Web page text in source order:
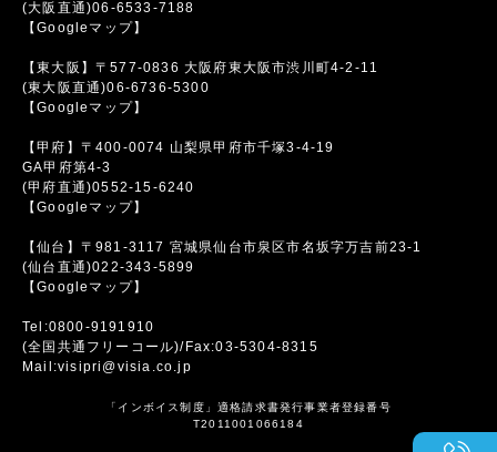
(大阪直通)06-6533-7188
【Googleマップ】
【東大阪】〒577-0836 大阪府東大阪市渋川町4-2-11
(東大阪直通)06-6736-5300
【Googleマップ】
【甲府】〒400-0074 山梨県甲府市千塚3-4-19
GA甲府第4-3
(甲府直通)0552-15-6240
【Googleマップ】
【仙台】〒981-3117 宮城県仙台市泉区市名坂字万吉前23-1
(仙台直通)022-343-5899
【Googleマップ】
Tel:0800-9191910
(全国共通フリーコール)/Fax:03-5304-8315
Mail:visipri@visia.co.jp
「インボイス制度」適格請求書発行事業者登録番号
T2011001066184